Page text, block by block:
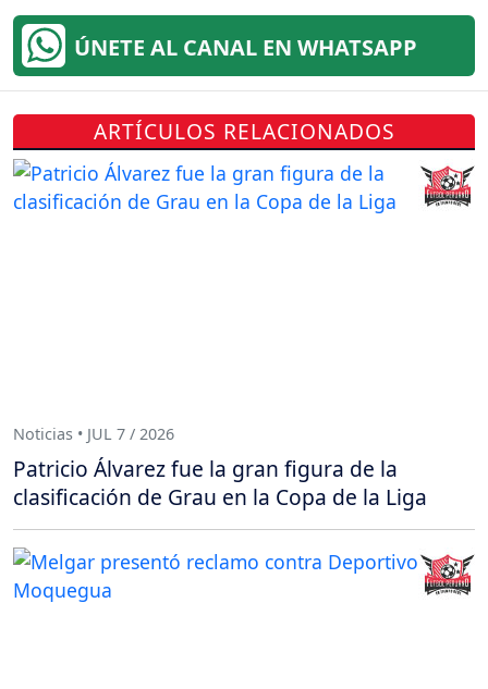
ÚNETE AL CANAL EN WHATSAPP
ARTÍCULOS RELACIONADOS
Noticias • JUL 7 / 2026
Patricio Álvarez fue la gran figura de la
clasificación de Grau en la Copa de la Liga